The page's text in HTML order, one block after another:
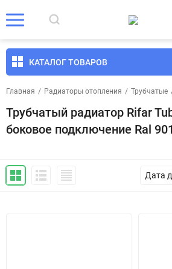
КАТАЛОГ ТОВАРОВ
Главная / Радиаторы отопления / Трубчатые
Трубчатый радиатор Rifar
боковое подключение Ral
Дата